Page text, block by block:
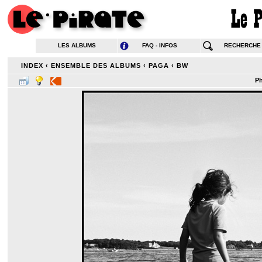
LES ALBUMS FAQ - INFOS RECHERCHE
INDEX ‹ ENSEMBLE DES ALBUMS ‹ PAGA ‹ BW